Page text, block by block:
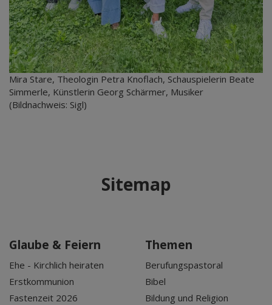
Mira Stare, Theologin Petra Knoflach, Schauspielerin Beate
Simmerle, Künstlerin Georg Schärmer, Musiker
(Bildnachweis: Sigl)
Sitemap
Glaube & Feiern
Ehe - Kirchlich heiraten
Erstkommunion
Fastenzeit 2026
Themen
Berufungspastoral
Bibel
Bildung und Religion